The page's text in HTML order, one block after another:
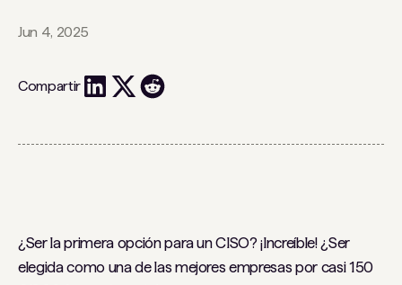
Jun 4, 2025
Compartir
¿Ser la primera opción para un CISO? ¡Increíble! ¿Ser
elegida como una de las mejores empresas por casi 150